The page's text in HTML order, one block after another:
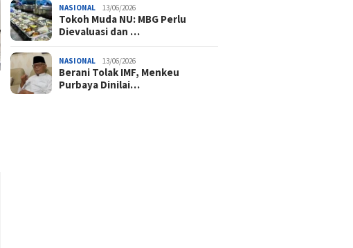
NASIONAL 13/06/2026
Tokoh Muda NU: MBG Perlu
Dievaluasi dan …
NASIONAL 13/06/2026
Berani Tolak IMF, Menkeu
Purbaya Dinilai…